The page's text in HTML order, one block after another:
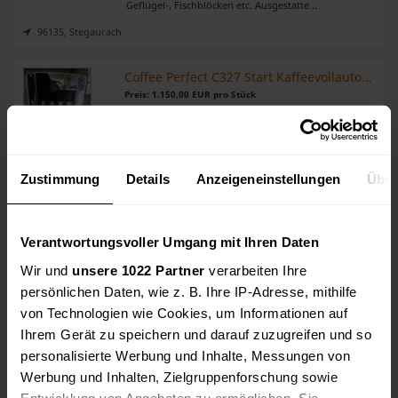
Zustimmung Details Anzeigeneinstellungen
Verantwortungsvoller Umgang mit Ihren Daten
Wir und unsere 1022 Partner verarbeiten Ihre
persönlichen Daten, wie z. B. Ihre IP-Adresse, mithilfe
von Technologien wie Cookies, um Informationen auf
Ihrem Gerät zu speichern und darauf zuzugreifen und so
personalisierte Werbung und Inhalte, Messungen von
Werbung und Inhalten, Zielgruppenforschung sowie
Geflügel-, Fischblöcken etc. Ausgestatte ..
96135, Stegaurach
Coffee Perfect C327 Start Kaffeevollautomat
Preis: 1.150,00 EUR pro Stück
Perfect C327 Start Kaffeevollautomat – ideal für Café,
Büro, Bäckerei oder Gastronomie. Details &
56070, Koblenz
Preis: 400,00 EUR
Brandmeldesystem. Zusammen Nicht auf Fotos eine
Meldehupe. 1x FMZ 5000 Brandmeldesystem 2x AMX
4002. Aktiv Brandmeldesystem Bis Abbau in Funktion
g ..
57271, Hilchenbach